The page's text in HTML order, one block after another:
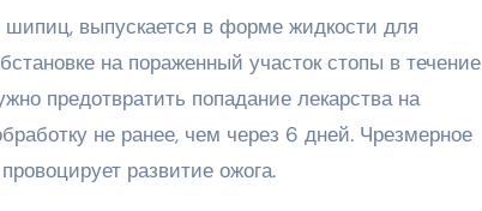
выпускается в форме жидкости для
на пораженный участок стопы в течение
предотвратить попадание лекарства на
не ранее, чем через 6 дней. Чрезмерное
развитие ожога.